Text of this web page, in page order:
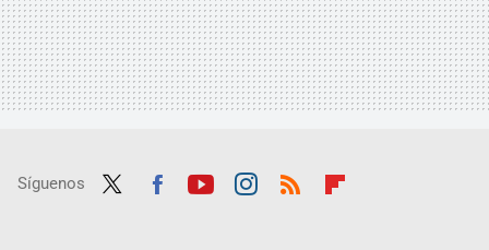
Síguenos